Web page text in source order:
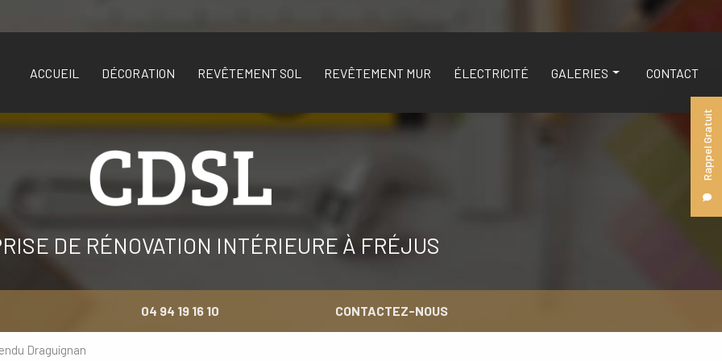
Rappel Gratuit
ACCUEIL DÉCORATION REVÊTEMENT SOL REVÊTEMENT MUR ÉLECTRICITÉ GALERIES CONTACT
DE RÉNOVATION INTÉRIEURE À FRÉJUS
04 94 19 16 10 CONTACTEZ-NOUS
Draguignan